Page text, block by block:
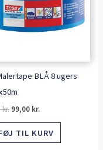
BLÅ 8 ugers
kr. 99,00 kr.
TIL KURV